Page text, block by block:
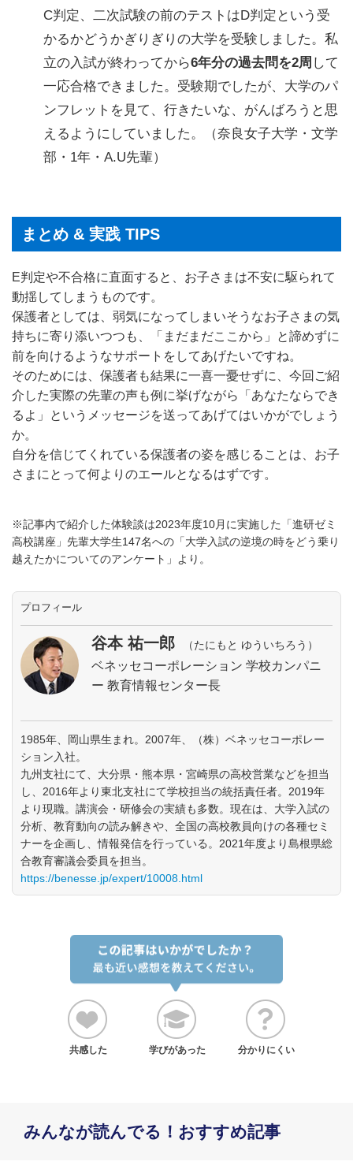
C判定、二次試験の前のテストはD判定という受
かるかどうかぎりぎりの大学を受験しました。私
立の入試が終わってから6年分の過去問を2周 して
一応合格できました。受験期でしたが、大学のパ
ンフレットを見て、行きたいな、がんばろうと思
えるようにしていました。（奈良女子大学・文学
部・1年・A.U先輩）
まとめ & 実践 TIPS
E判定や不合格に直面すると、お子さまは不安に駆られて
動揺してしまうものです。
保護者としては、弱気になってしまいそうなお子さまの気
持ちに寄り添いつつも、「まだまだここから」と諦めずに
前を向けるようなサポートをしてあげたいですね。
そのためには、保護者も結果に一喜一憂せずに、今回ご紹
介した実際の先輩の声も例に挙げながら「あなたならでき
るよ」というメッセージを送ってあげてはいかがでしょう
か。
自分を信じてくれている保護者の姿を感じることは、お子
さまにとって何よりのエールとなるはずです。
※記事内で紹介した体験談は2023年度10月に実施した「進研ゼミ
高校講座」先輩大学生147名への「大学入試の逆境の時をどう乗り
越えたかについてのアンケート」より。
プロフィール
谷本 祐一郎 （たにもと ゆういちろう）
ベネッセコーポレーション 学校カンパニ
ー 教育情報センター長
1985年、岡山県生まれ。2007年、（株）ベネッセコーポレー
ション入社。
九州支社にて、大分県・熊本県・宮崎県の高校営業などを担当
し、2016年より東北支社にて学校担当の統括責任者。2019年
より現職。講演会・研修会の実績も多数。現在は、大学入試の
分析、教育動向の読み解きや、全国の高校教員向けの各種セミ
ナーを企画し、情報発信を行っている。2021年度より島根県総
合教育審議会委員を担当。
https://benesse.jp/expert/10008.html
共感した 学びがあった 分かりにくい
みんなが読んでる！おすすめ記事